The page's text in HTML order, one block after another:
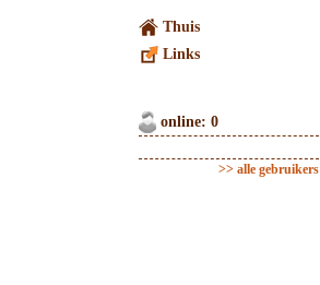
Thuis
Links
online: 0
>> alle gebruikers